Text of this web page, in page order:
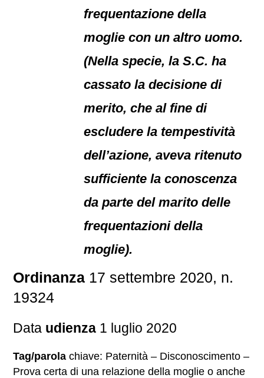
frequentazione della
moglie con un altro uomo.
(Nella specie, la S.C. ha
cassato la decisione di
merito, che al fine di
escludere la tempestività
dell’azione, aveva ritenuto
sufficiente la conoscenza
da parte del marito delle
frequentazioni della
moglie).
Ordinanza 17 settembre 2020, n.
19324
Data udienza 1 luglio 2020
Tag/parola chiave: Paternità – Disconoscimento –
Prova certa di una relazione della moglie o anche